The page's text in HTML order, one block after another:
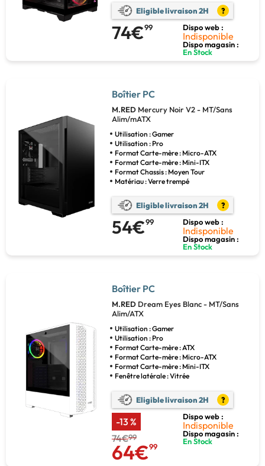
Eligible livraison 2H ?
74€99 Dispo web :
Indisponible
Dispo magasin :
En Stock
Boîtier PC
M.RED Mercury Noir V2 - MT/Sans
Alim/mATX
Utilisation : Gamer
Utilisation : Pro
Format Carte-mère : Micro-ATX
Format Carte-mère : Mini-ITX
Format Chassis : Moyen Tour
Matériau : Verre trempé
Eligible livraison 2H ?
54€99 Dispo web :
Indisponible
Dispo magasin :
En Stock
Boîtier PC
M.RED Dream Eyes Blanc - MT/Sans
Alim/ATX
Utilisation : Gamer
Utilisation : Pro
Format Carte-mère : ATX
Format Carte-mère : Micro-ATX
Format Carte-mère : Mini-ITX
Fenêtre latérale : Vitrée
Eligible livraison 2H ?
-13 %
74€99
64€99
Dispo web :
Indisponible
Dispo magasin :
En Stock